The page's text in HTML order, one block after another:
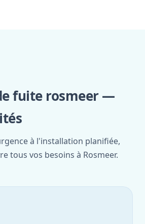
fuite rosmeer —
à l'installation planifiée,
tous vos besoins à Rosmeer.